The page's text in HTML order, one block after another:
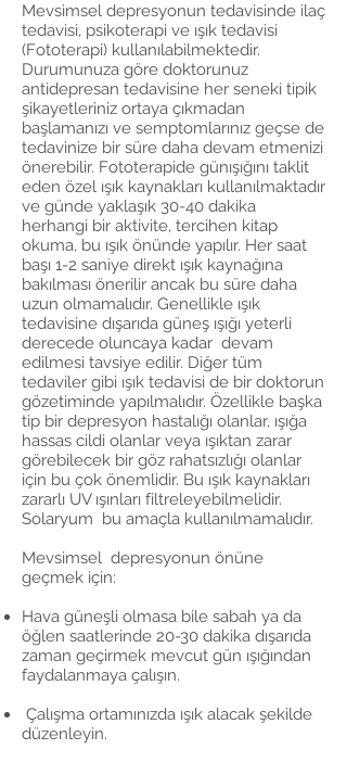
Mevsimsel depresyonun tedavisinde ilaç
tedavisi, psikoterapi ve ışık tedavisi
(Fototerapi) kullanılabilmektedir.
Durumunuza göre doktorunuz
antidepresan tedavisine her seneki tipik
şikayetleriniz ortaya çıkmadan
başlamanızı ve semptomlarınız geçse de
tedavinize bir süre daha devam etmenizi
önerebilir. Fototerapide günışığını taklit
eden özel ışık kaynakları kullanılmaktadır
ve günde yaklaşık 30-40 dakika
herhangi bir aktivite, tercihen kitap
okuma, bu ışık önünde yapılır. Her saat
başı 1-2 saniye direkt ışık kaynağına
bakılması önerilir ancak bu süre daha
uzun olmamalıdır. Genellikle ışık
tedavisine dışarıda güneş ışığı yeterli
derecede oluncaya kadar devam
edilmesi tavsiye edilir. Diğer tüm
tedaviler gibi ışık tedavisi de bir doktorun
gözetiminde yapılmalıdır. Özellikle başka
tip bir depresyon hastalığı olanlar, ışığa
hassas cildi olanlar veya ışıktan zarar
görebilecek bir göz rahatsızlığı olanlar
için bu çok önemlidir. Bu ışık kaynakları
zararlı UV ışınları filtreleyebilmelidir.
Solaryum bu amaçla kullanılmamalıdır.
Mevsimsel depresyonun önüne
geçmek için:
Hava güneşli olmasa bile sabah ya da
öğlen saatlerinde 20-30 dakika dışarıda
zaman geçirmek mevcut gün ışığından
faydalanmaya çalışın.
Çalışma ortamınızda ışık alacak şekilde
düzenleyin.